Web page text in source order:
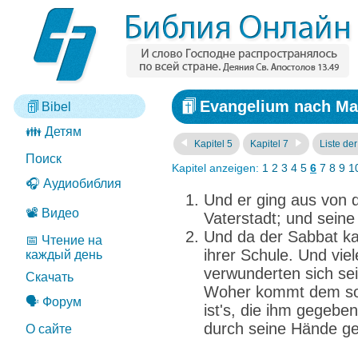
Bibel
👪 Детям
Поиск
🎧 Аудиобиблия
📽️ Видео
📅 Чтение на
каждый день
Скачать
🗣️ Форум
О сайте
Evangelium nach
Kapitel 5 Kapitel 7 Liste
Kapitel anzeigen: 1 2 3 4 5 6 7 8 9
Und er ging aus von
Vaterstadt; und
Und da der Sabbat
ihrer Schule. Und
verwunderten sich
Woher kommt dem
ist's, die ihm
durch seine Hände